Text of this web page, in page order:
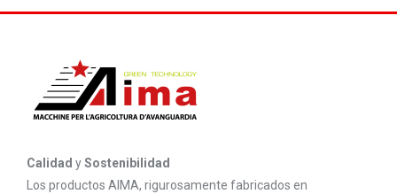
Calidad ySostenibilidad
Los productos AIMA, rigurosamente fabricados en